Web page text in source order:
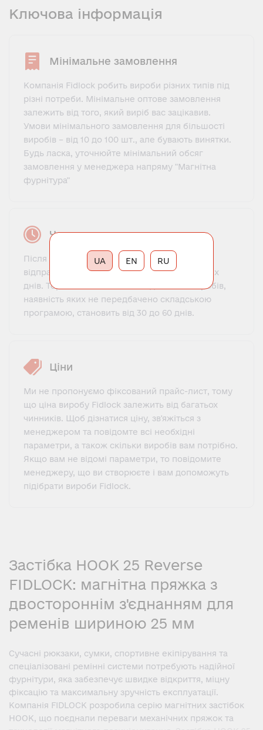
Ключова інформація
Мінімальне замовлення
Компанія Fidlock робить вироби різних типів під
різні потреби. Мінімальне оптове замовлення
залежить від того, який виріб вас зацікавив.
Умови мінімального замовлення для більшості
виробів – від 10 до 100 шт., але бувають винятки.
Будь ласка, уточнюйте мінімальний обсяг
замовлення у менеджера напряму "Магнітна
фурнітура"
Час виконання замовлення
Після вашої оплати вироби, які є на складі,
відправляються клієнту протягом 1-3 робочих
днів. Термін виготовлення та доставки виробів,
наявність яких не передбачено складською
програмою, становить від 30 до 60 днів.
Ціни
Ми не пропонуємо фіксований прайс-лист, тому
що ціна виробу Fidlock залежить від багатьох
чинників. Щоб дізнатися ціну, зв'яжіться з
менеджером та повідомте всі необхідні
параметри, а також скільки виробів вам потрібно.
Якщо вам не відомі параметри, то повідомите
менеджеру, що ви створюєте і вам допоможуть
підібрати вироби Fidlock.
Застібка HOOK 25 Reverse
FIDLOCK: магнітна пряжка з
двостороннім з'єднанням для
ременів шириною 25 мм
Сучасні рюкзаки, сумки, спортивне екіпірування та
спеціалізовані ремінні системи потребують надійної
фурнітури, яка забезпечує швидке відкриття, міцну
фіксацію та максимальну зручність експлуатації.
Компанія FIDLOCK розробила серію магнітних застібок
HOOK, що поєднали переваги механічних пряжок та
RU
UA EN